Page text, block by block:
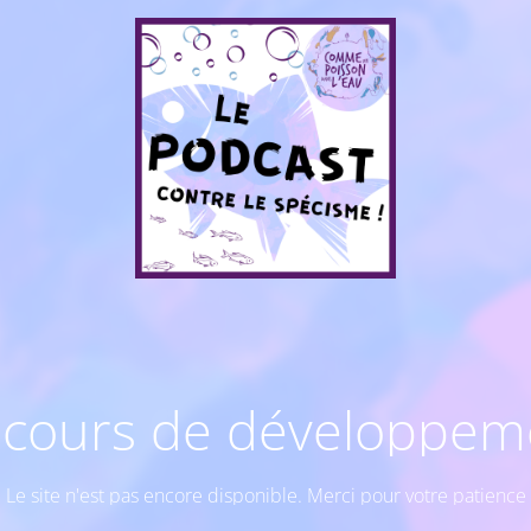
de
Le site n'est pas encore disponible. Merci pour votre patience